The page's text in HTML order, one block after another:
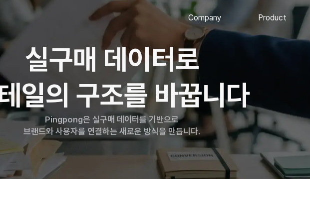
Company Product
실구매 데이터로
일의 구조를 바꿉니다
Pingpong은 실구매 데이터를 기반으로
브랜드와 사용자를 연결하는 새로운 방식을 만듭니다.